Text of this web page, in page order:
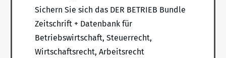
Sichern Sie sich das DER BETRIEB Bundle
Zeitschrift + Datenbank für
Betriebswirtschaft, Steuerrecht,
Wirtschaftsrecht, Arbeitsrecht